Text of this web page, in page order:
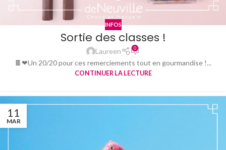
INFOS
Sortie des classes !
Laureen 0
🍫❤Un 20/20 pour ces remerciements tout en gourmandise !...
CONTINUER LA LECTURE
11
MAR